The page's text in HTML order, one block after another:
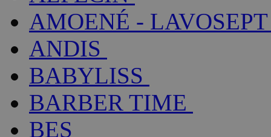
AMOENÉ - LAVOSEPT
ANDIS
BABYLISS
BARBER TIME
BES